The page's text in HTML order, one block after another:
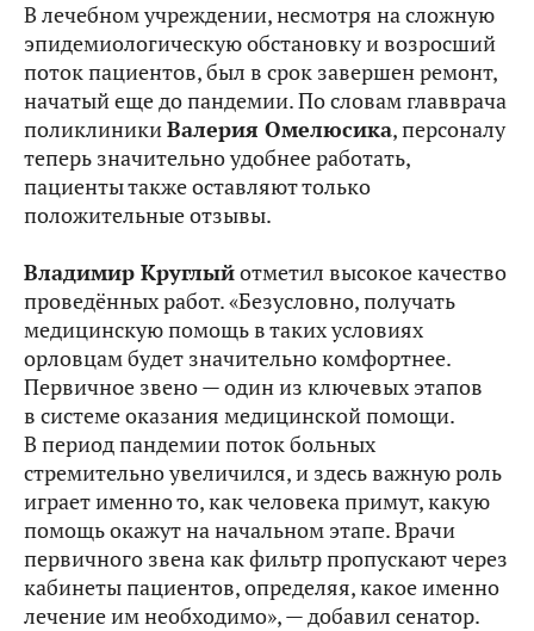
В лечебном учреждении, несмотря на сложную
эпидемиологическую обстановку и возросший
поток пациентов, был в срок завершен ремонт,
начатый еще до пандемии. По словам главврача
поликлиникиВалерия Омелюсика, персоналу
теперь значительно удобнее работать,
пациенты также оставляют только
положительные отзывы.
Владимир Круглыйотметил высокое качество
проведённых работ. «Безусловно, получать
медицинскую помощь в таких условиях
орловцам будет значительно комфортнее.
Первичное звено — один из ключевых этапов
в системе оказания медицинской помощи.
В период пандемии поток больных
стремительно увеличился, и здесь важную роль
играет именно то, как человека примут, какую
помощь окажут на начальном этапе. Врачи
первичного звена как фильтр пропускают через
кабинеты пациентов, определяя, какое именно
лечение им необходимо», — добавил сенатор.